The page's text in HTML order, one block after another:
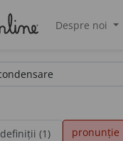
Despre noi
definiții (1) pronunție